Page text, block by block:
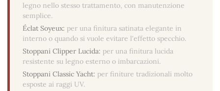
legno nello stesso trattamento, con manutenzione
semplice.
Éclat Soyeux: per una finitura satinata elegante in
interno o quando si vuole evitare l'effetto specchio.
Stoppani Clipper Lucida: per una finitura lucida
resistente su legno esterno o imbarcazioni.
Stoppani Classic Yacht: per finiture tradizionali molto
esposte ai raggi UV.